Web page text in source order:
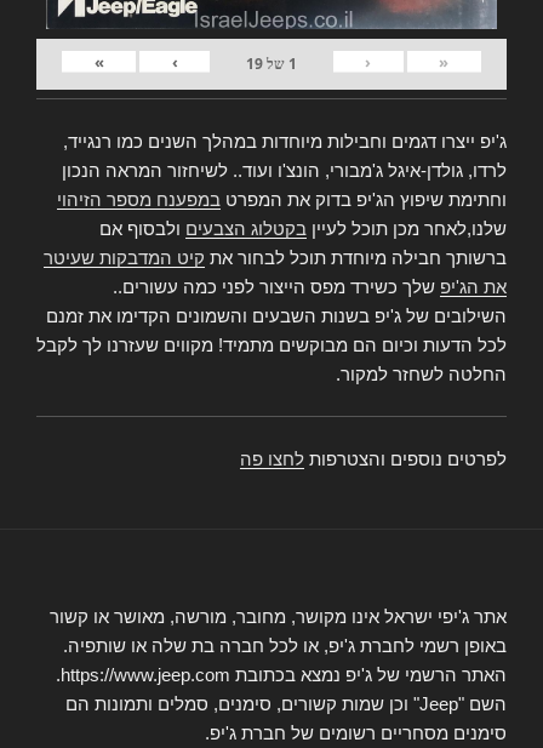
«
‹
1 של19
›
»
ג'יפ ייצרו דגמים וחבילות מיוחדות במהלך השנים כמו רנגייד,
לרדו, גולדן-איגל ג'מבורי, הונצ'ו ועוד.. לשיחזור המראה הנכון
וחתימת שיפוץ הג'יפ בדוק את המפרט במפענח מספר הזיהוי
שלנו,לאחר מכן תוכל לעיין בקטלוג הצבעים ולבסוף אם
ברשותך חבילה מיוחדת תוכל לבחור את קיט המדבקות שעיטר
את הג'יפ שלך כשירד מפס הייצור לפני כמה עשורים..
השילובים של ג'יפ בשנות השבעים והשמונים הקדימו את זמנם
לכל הדעות וכיום הם מבוקשים מתמיד! מקווים שעזרנו לך לקבל
החלטה לשחזר למקור.
לפרטים נוספים והצטרפות לחצו פה
אתר ג'יפי ישראל אינו מקושר, מחובר, מורשה, מאושר או קשור
באופן רשמי לחברת ג'יפ, או לכל חברה בת שלה או שותפיה.
האתר הרשמי של ג'יפ נמצא בכתובת https://www.jeep.com.
השם "Jeep" וכן שמות קשורים, סימנים, סמלים ותמונות הם
סימנים מסחריים רשומים של חברת ג'יפ.